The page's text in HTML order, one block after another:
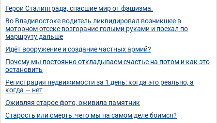
Герои Сталинграда, спасшие мир от фашизма.
Во Владивостоке водитель ликвидировал возникшее в
моторном отсеке возгорание голыми руками и поехал по
маршруту дальше
Идёт вооружение и создание частных армий?
Почему мы постоянно откладываем счастье на потом и как это
остановить
Регистрация недвижимости за 1 день: когда это реально, а
когда — нет
Оживляя старое фото, оживила памятник
Старость или смерть: чего мы на самом деле боимся?